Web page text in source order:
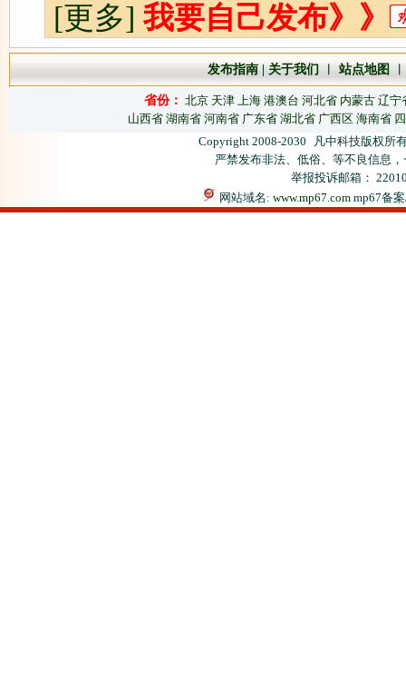
[更多] 我要自己发布》》
发布指南 关于我们 站点地图
省份： 北京 天津 上海 港澳台 河北省 内蒙古 辽宁
山西省 湖南省 河南省 广东省 湖北省 广西区 海南省
Copyright 2008-2030
凡中科技版权所
严禁发布非法、低俗、等不良信息
举报投诉邮箱：
网站域名: www.mp67.com mp67备